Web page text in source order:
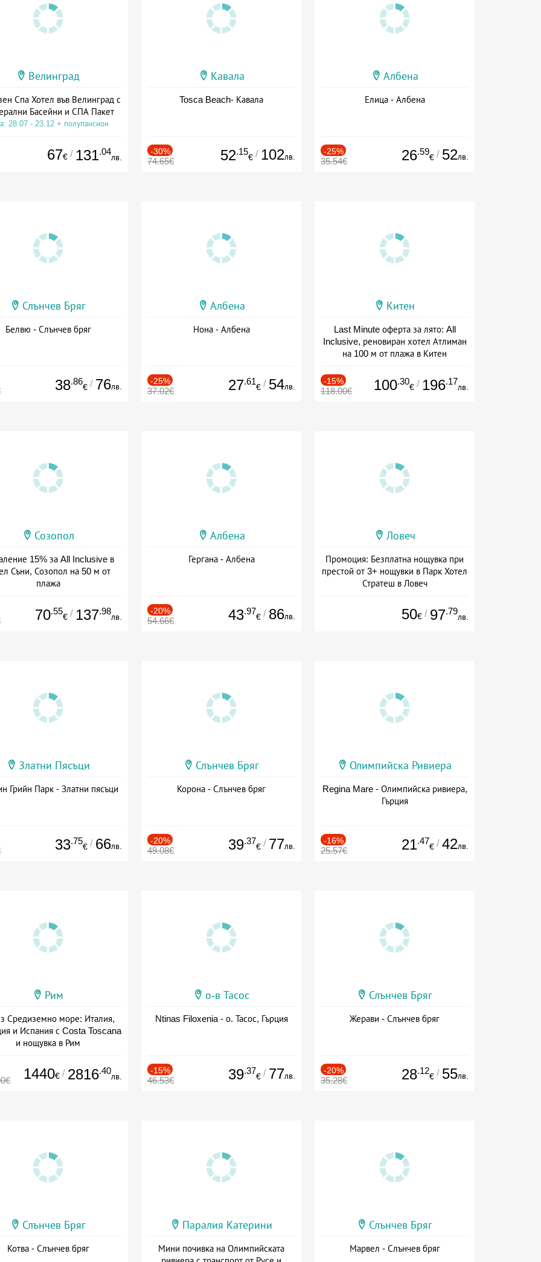
Велинград
Спа Хотел във Велинград с
Басейни и СПА Пакет
28.07 - 23.12 + полупансион
67€ / 131.04
лв.
Кавала
Tosca Beach- Кавала
-30%
74.65€ 52.15
€ / 102лв.
Албена
Елица - Албена
-25%
35.54€ 26.59
€ / 52лв.
Слънчев Бряг
Белвю - Слънчев бряг
38.86
€ / 76лв.
Албена
Нона - Албена
-25%
37.02€ 27.61
€ / 54лв.
Китен
Last Minute оферта за лято: All
Inclusive, реновиран хотел Атлиман
на 100 м от плажа в Китен
-15%
118.00€ 100.30
€ / 196.17
лв.
Созопол
15% за All Inclusive в
Съни, Созопол на 50 м от
плажа
70.55
€ / 137.98
лв.
Албена
Гергана - Албена
-20%
54.66€ 43.97
€ / 86лв.
Ловеч
Промоция: Безплатна нощувка при
престой от 3+ нощувки в Парк Хотел
Стратеш в Ловеч
50€ / 97.79
лв.
Златни Пясъци
Грийн Парк - Златни пясъци
33.75
€ / 66лв.
Слънчев Бряг
Корона - Слънчев бряг
-20%
49.08€ 39.37
€ / 77лв.
Олимпийска Ривиера
Regina Mare - Олимпийска ривиера,
Гърция
-16%
25.57€ 21.47
€ / 42лв.
Рим
Средиземно море: Италия,
и Испания с Costa Toscana
и нощувка в Рим
1440€ / 2816.40
лв.
о-в Тасос
Ntinas Filoxenia - о. Тасос, Гърция
-15%
46.53€ 39.37
€ / 77лв.
Слънчев Бряг
Жерави - Слънчев бряг
-20%
35.28€ 28.12
€ / 55лв.
Слънчев Бряг
Котва - Слънчев бряг
Паралия Катерини
Мини почивка на Олимпийската
Слънчев Бряг
Марвел - Слънчев бряг